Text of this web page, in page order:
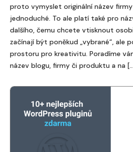
proto vymyslet originální název
jednoduché. To ale platí také pro
dalšího, čemu chcete vtisknout
začínají být poněkud „vybrané“, ale
prostoru pro kreativitu. Poradíme
název blogu, firmy či produktu a na